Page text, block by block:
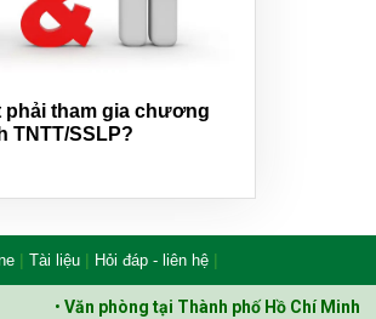
phải tham gia chương
TNTT/SSLP?
| Tài liệu | Hỏi đáp - liên hệ |
• Văn phòng tại Thành phố Hồ Chí Minh